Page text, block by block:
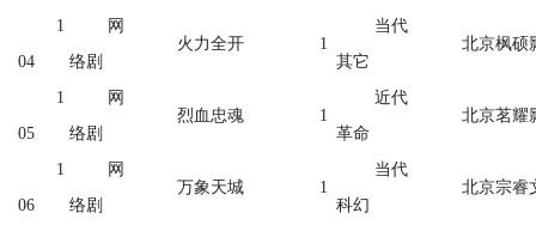
1
04
网
络剧
火力全开 1
当代
其它
北京枫硕
1
05
网
络剧
烈血忠魂 1
近代
革命
北京茗耀
1
06
网
络剧
万象天城 1
当代
科幻
北京宗睿